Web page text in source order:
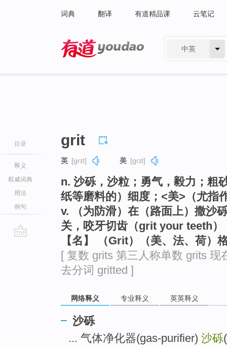
词典 翻译 有道精品课 云笔记
中英
目录
释义
权威词典
用法
例句
grit
英 [ɡrɪt] 美 [ɡrɪt]
n. 沙砾，沙粒；勇气，毅力；粗
纸等磨料的）细度；<美>（尤指
v. （为防滑）在（路面上）撒沙
关，咬牙切齿（grit your teeth
【名】 （Grit）（美、法、荷）
[ 复数 grits 第三人称单数 grits 现
去分词 gritted ]
网络释义 专业释义 英英释义
沙砾
... 气体净化器(gas-purifier) 沙砾(